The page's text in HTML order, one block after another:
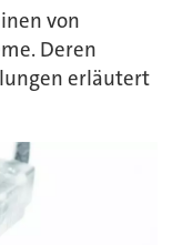
von
Deren
erläutert